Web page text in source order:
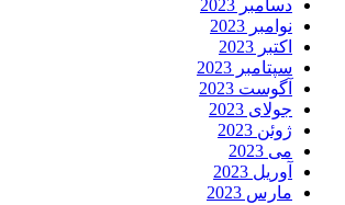
دسامبر 2023
نوامبر 2023
اکتبر 2023
سپتامبر 2023
آگوست 2023
جولای 2023
ژوئن 2023
می 2023
آوریل 2023
مارس 2023